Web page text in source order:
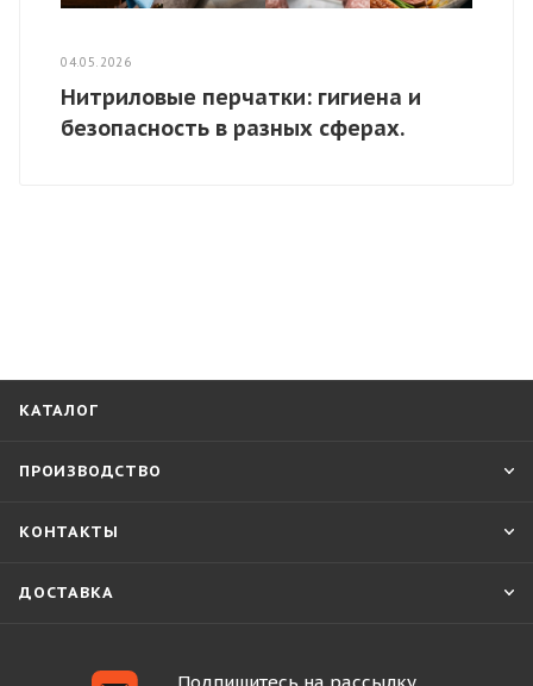
04.05.2026
Нитриловые перчатки: гигиена и
безопасность в разных сферах.
КАТАЛОГ
ПРОИЗВОДСТВО
КОНТАКТЫ
ДОСТАВКА